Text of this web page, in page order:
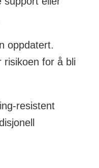
oppdatert.
risikoen for å bli
resistent